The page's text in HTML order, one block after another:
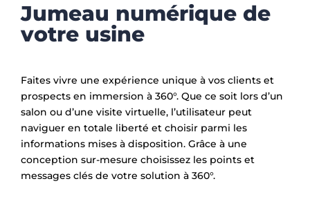
Jumeau numérique de
votre usine
Faites vivre une expérience unique à vos clients et
prospects en immersion à 360°. Que ce soit lors d’un
salon ou d’une visite virtuelle, l’utilisateur peut
naviguer en totale liberté et choisir parmi les
informations mises à disposition. Grâce à une
conception sur-mesure choisissez les points et
messages clés de votre solution à 360°.